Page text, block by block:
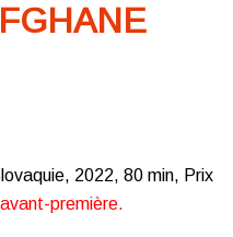
2022, 80 min, Prix
avant-première.